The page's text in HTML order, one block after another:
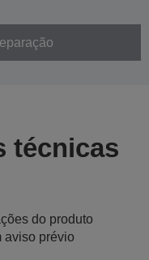
técnicas
do produto
aviso prévio